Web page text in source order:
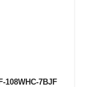
108WHC-7BJF